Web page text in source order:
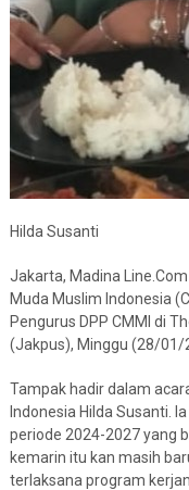
Hilda Susanti
Jakarta, Madina
Muda Muslim Indonesia
Pengurus DPP CMMI di
(Jakpus), Minggu (28/01/
Tampak hadir dalam
Indonesia Hilda Susanti.
periode 2024-2027 yang
kemarin itu kan masih
terlaksana program